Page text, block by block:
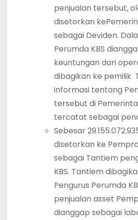
penjualan tersebut,
disetorkan
sebagai Deviden.
Perumda KBS
keuntungan dari
dibagikan ke pemilik
informasi tentang
tersebut di
tercatat sebagai
Sebesar
disetorkan ke
sebagai Tantiem
KBS. Tantiem
Pengurus Perumda
penjualan asset
dianggap sebagai